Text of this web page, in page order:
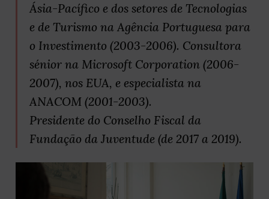
Ásia-Pacífico e dos setores de Tecnologias
e de Turismo na Agência Portuguesa para
o Investimento (2003-2006). Consultora
sénior na Microsoft Corporation (2006-
2007), nos EUA, e especialista na
ANACOM (2001-2003).
Presidente do Conselho Fiscal da
Fundação da Juventude (de 2017 a 2019).